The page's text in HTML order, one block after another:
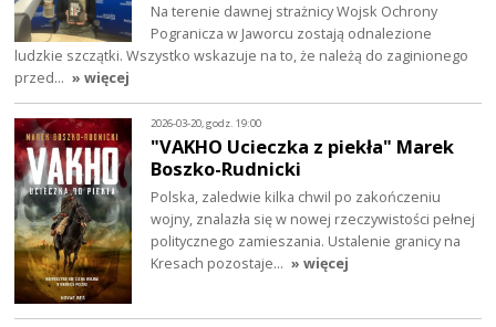
Na terenie dawnej strażnicy Wojsk Ochrony
Pogranicza w Jaworcu zostają odnalezione
ludzkie szczątki. Wszystko wskazuje na to, że należą do zaginionego
przed… » więcej
2026-03-20, godz. 19:00
"VAKHO Ucieczka z piekła" Marek
Boszko-Rudnicki
Polska, zaledwie kilka chwil po zakończeniu
wojny, znalazła się w nowej rzeczywistości pełnej
politycznego zamieszania. Ustalenie granicy na
Kresach pozostaje… » więcej